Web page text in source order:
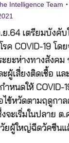
Intelligence Team
ย.64 เตรียมบังคับ
รค COVID-19 โด
ะยะห่างทางสังคม
ผู้เสี่ยงติดเชื้อ แล
ำหนดให้ COVID-
ไข้หวัดตามฤดูกา
จะเริ่มในปลาย ต
ยผู้ใหญ่ฉีดวัคซีนแ